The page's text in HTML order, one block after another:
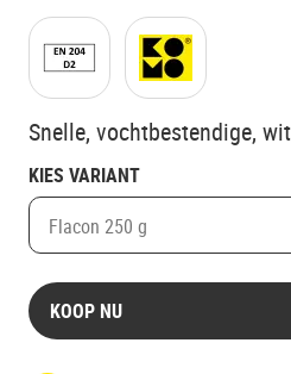
Snelle, vochtbestendige,
KIES VARIANT
Flacon 250 g
KOOP NU